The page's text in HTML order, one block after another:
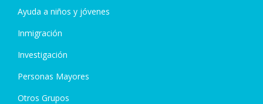
Ayuda a niños y jóvenes
Inmigración
Investigación
Personas Mayores
Otros Grupos